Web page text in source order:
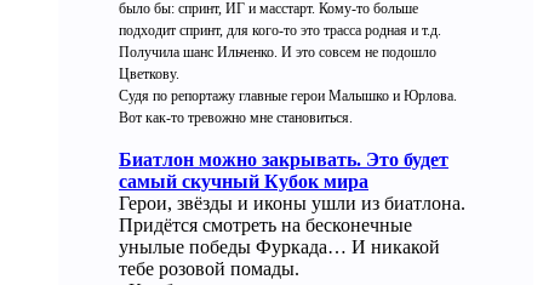
было бы: спринт, ИГ и масстарт. Кому-то больше
подходит спринт, для кого-то это трасса родная и т.д.
Получила шанс Ильченко. И это совсем не подошло
Цветкову.
Судя по репортажу главные герои Малышко и Юрлова.
Вот как-то тревожно мне становиться.
Биатлон можно закрывать. Это будет
самый скучный Кубок мира
Герои, звёзды и иконы ушли из биатлона.
Придётся смотреть на бесконечные
унылые победы Фуркада… И никакой
тебе розовой помады.